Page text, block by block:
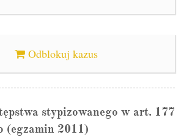
Odblokuj kazus
stypizowanego w art. 177
(egzamin 2011)